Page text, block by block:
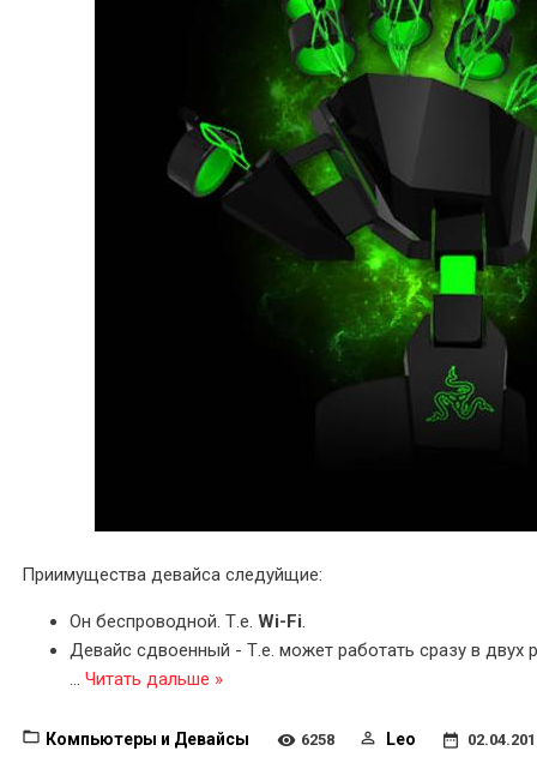
Приимущества девайса следуйщие:
Он беспроводной. Т.е. Wi-Fi.
Девайс сдвоенный - Т.е. может работать сразу в двух
... Читать дальше »
Компьютеры и Девайсы 6258 Leo